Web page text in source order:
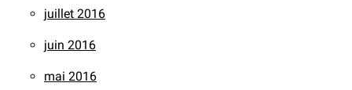
juillet 2016
juin 2016
mai 2016